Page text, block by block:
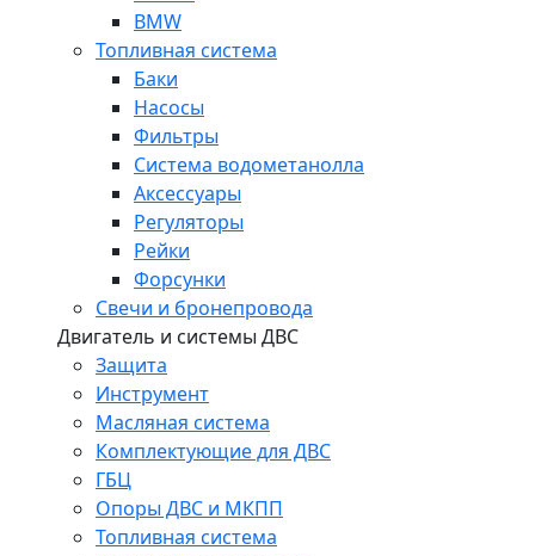
BMW
Топливная система
Баки
Насосы
Фильтры
Система водометанолла
Аксессуары
Регуляторы
Рейки
Форсунки
Свечи и бронепровода
Двигатель и системы ДВС
Защита
Инструмент
Масляная система
Комплектующие для ДВС
ГБЦ
Опоры ДВС и МКПП
Топливная система